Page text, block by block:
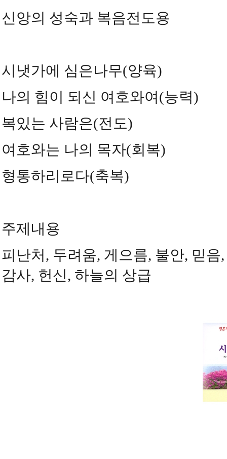
신앙의 성숙과 복음전도용
시냇가에 심은나무(양육)
나의 힘이 되신 여호와여(능력)
복있는 사람은(전도)
여호와는 나의 목자(회복)
형통하리로다(축복)
주제내용
피난처, 두려움, 게으름, 불안, 믿
감사, 헌신, 하늘의 상급